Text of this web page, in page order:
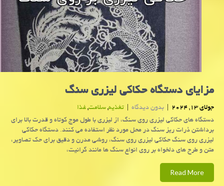
مزایای دستگاه حکاکی لیزری سنگ
جولای 13, 2024 | بدون دیدگاه | تغذیه,سلامت,غذا
دستگاه های حکاکی لیزری روی سنگ، از لیزری با طول موج کوتاه و قدرت بالا برای
برداشتن ذرات ریز سنگ در محل مورد نظر استفاده می کنند. دستگاه حکاکی
لیزری روی سنگ حکاکی لیزری روی سنگ، روشی مدرن و دقیق برای حک تصاویر،
متن و طرح های دلخواه بر روی انواع سنگ ها مانند گرانیت،
Read More